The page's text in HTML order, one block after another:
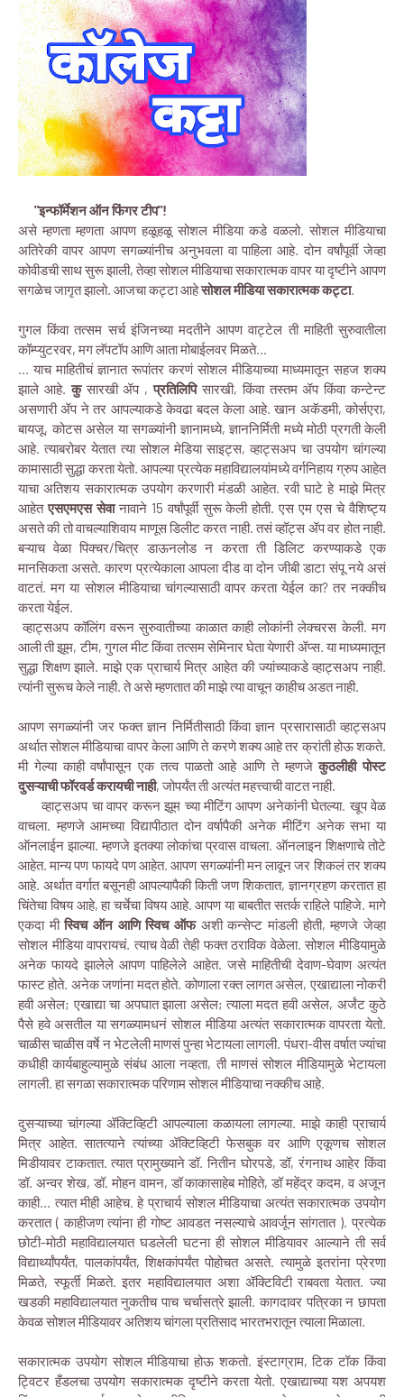
"इन्फॉर्मेशन ऑन फिंगर टीप"!
असे म्हणता म्हणता आपण हळूहळू सोशल मीडिया कडे वळलो. सोशल मीडियाचा
अतिरेकी वापर आपण सगळ्यांनीच अनुभवला वा पाहिला आहे. दोन वर्षांपूर्वी जेव्हा
कोवीडची साथ सुरू झाली, तेव्हा सोशल मीडियाचा सकारात्मक वापर या दृष्टीने आपण
सगळेच जागृत झालो. आजचा कट्टा आहेसोशल मीडिया सकारात्मक कट्टा.
गुगल किंवा तत्सम सर्च इंजिनच्या मदतीने आपण वाट्टेल ती माहिती सुरुवातीला
कॉम्प्युटरवर, मग लॅपटॉप आणि आता मोबाईलवर मिळते...
... याच माहितीचं ज्ञानात रूपांतर करणं सोशल मीडियाच्या माध्यमातून सहज शक्य
झाले आहे.कुसारखी ॲप ,प्रतिलिपिसारखी, किंवा तस्तम ॲप किंवा कन्टेन्ट
असणारी ॲप ने तर आपल्याकडे केवढा बदल केला आहे. खान अकॅडमी, कोर्सएरा,
बायजू, कोटस असेल या सगळ्यांनी ज्ञानामध्ये, ज्ञाननिर्मिती मध्ये मोठी प्रगती केली
आहे. त्याबरोबर येतात त्या सोशल मेडिया साइट्स, व्हाट्सअप चा उपयोग चांगल्या
कामासाठी सुद्धा करता येतो. आपल्या प्रत्येक महाविद्यालयांमध्ये वर्गनिहाय ग्रुप आहेत
याचा अतिशय सकारात्मक उपयोग करणारी मंडळी आहेत. रवी घाटे हे माझे मित्र
आहेतएसएमएस सेवानावाने 15 वर्षांपूर्वी सुरू केली होती. एस एम एस चे वैशिष्ट्य
असते की तो वाचल्याशिवाय माणूस डिलीट करत नाही. तसं व्हॉट्स ॲप वर होत नाही.
बऱ्याच वेळा पिक्चर/चित्र डाऊनलोड न करता ती डिलिट करण्याकडे एक
मानसिकता असते. कारण प्रत्येकाला आपला दीड वा दोन जीबी डाटा संपू नये असं
वाटतं. मग या सोशल मीडियाचा चांगल्यासाठी वापर करता येईल का? तर नक्कीच
करता येईल.
व्हाट्सअप कॉलिंग वरून सुरुवातीच्या काळात काही लोकांनी लेक्चरस केली. मग
आली ती झूम, टीम, गुगल मीट किंवा तत्सम सेमिनार घेता येणारी ॲप्स. या माध्यमातून
सुद्धा शिक्षण झाले. माझे एक प्राचार्य मित्र आहेत की ज्यांच्याकडे व्हाट्सअप नाही.
त्यांनी सुरूच केले नाही. ते असे म्हणतात की माझे त्या वाचून काहीच अडत नाही.
आपण सगळ्यांनी जर फक्त ज्ञान निर्मितीसाठी किंवा ज्ञान प्रसारासाठी व्हाट्सअप
अर्थात सोशल मीडियाचा वापर केला आणि ते करणे शक्य आहे तर क्रांती होऊ शकते.
मी गेल्या काही वर्षांपासून एक तत्व पाळतो आहे आणि ते म्हणजेकुठलीही पोस्ट
दुसऱ्याची फॉरवर्ड करायची नाही, जोपर्यंत ती अत्यंत महत्त्वाची वाटत नाही.
व्हाट्सअप चा वापर करून झूम च्या मीटिंग आपण अनेकांनी घेतल्या. खूप वेळ
वाचला. म्हणजे आमच्या विद्यापीठात दोन वर्षापैकी अनेक मीटिंग अनेक सभा या
ऑनलाईन झाल्या. म्हणजे इतक्या लोकांचा प्रवास वाचला. ऑनलाइन शिक्षणाचे तोटे
आहेत. मान्य पण फायदे पण आहेत. आपण सगळ्यांनी मन लावून जर शिकलं तर शक्य
आहे. अर्थात वर्गात बसूनही आपल्यापैकी किती जण शिकतात, ज्ञानग्रहण करतात हा
चिंतेचा विषय आहे, हा चर्चेचा विषय आहे. आपण या बाबतीत सतर्क राहिले पाहिजे. मागे
एकदा मीस्विच ऑन आणि स्विच ऑफअशी कन्सेप्ट मांडली होती, म्हणजे जेव्हा
सोशल मीडिया वापरायचं. त्याच वेळी तेही फक्त ठराविक वेळेला. सोशल मीडियामुळे
अनेक फायदे झालेले आपण पाहिलेले आहेत. जसे माहितीची देवाण-घेवाण अत्यंत
फास्ट होते. अनेक जणांना मदत होते. कोणाला रक्त लागत असेल, एखाद्याला नोकरी
हवी असेल; एखाद्या चा अपघात झाला असेल; त्याला मदत हवी असेल, अर्जंट कुठे
पैसे हवे असतील या सगळ्यामधनं सोशल मीडिया अत्यंत सकारात्मक वापरता येतो.
चाळीस चाळीस वर्षे न भेटलेली माणसं पुन्हा भेटायला लागली. पंधरा-वीस वर्षात ज्यांचा
कधीही कार्यबाहुल्यामुळे संबंध आला नव्हता, ती माणसं सोशल मीडियामुळे भेटायला
लागली. हा सगळा सकारात्मक परिणाम सोशल मीडियाचा नक्कीच आहे.
दुसऱ्याच्या चांगल्या ॲक्टिव्हिटी आपल्याला कळायला लागल्या. माझे काही प्राचार्य
मित्र आहेत. सातत्याने त्यांच्या ॲक्टिव्हिटी फेसबुक वर आणि एकूणच सोशल
मिडीयावर टाकतात. त्यात प्रामुख्याने डॉ. नितीन घोरपडे, डॉ, रंगनाथ आहेर किंवा
डॉ. अन्वर शेख, डॉ. मोहन वामन, डॉ काकासाहेब मोहिते, डॉ महेंद्र कदम, व अजून
काही... त्यात मीही आहेच. हे प्राचार्य सोशल मीडियाचा अत्यंत सकारात्मक उपयोग
करतात ( काहीजण त्यांना ही गोष्ट आवडत नसल्याचे आवर्जून सांगतात ). प्रत्येक
छोटी-मोठी महाविद्यालयात घडलेली घटना ही सोशल मीडियावर आल्याने ती सर्व
विद्यार्थ्यांपर्यंत, पालकांपर्यंत, शिक्षकांपर्यंत पोहोचत असते. त्यामुळे इतरांना प्रेरणा
मिळते, स्फूर्ती मिळते. इतर महाविद्यालयात अशा ॲक्टिविटी राबवता येतात. ज्या
खडकी महाविद्यालयात नुकतीच पाच चर्चासत्रे झाली. कागदावर पत्रिका न छापता
केवळ सोशल मीडियावर अतिशय चांगला प्रतिसाद भारतभरातून त्याला मिळाला.
सकारात्मक उपयोग सोशल मीडियाचा होऊ शकतो. इंस्टाग्राम, टिक टॉक किंवा
ट्विटर हँडलचा उपयोग सकारात्मक दृष्टीने करता येतो. एखाद्याच्या यश अपयश